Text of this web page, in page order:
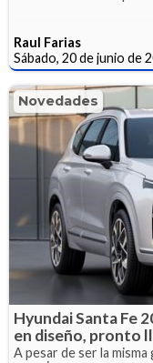
Raul Farias
Sábado, 20 de junio de
Novedades
Hyundai Santa Fe
en diseño, pronto
A pesar de ser la